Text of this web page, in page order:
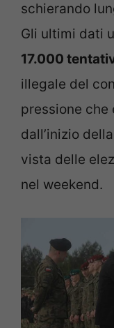
schierando
Gli ultimi dati
17.000
illegale del
pressione che
dall’inizio
vista delle
nel weekend.